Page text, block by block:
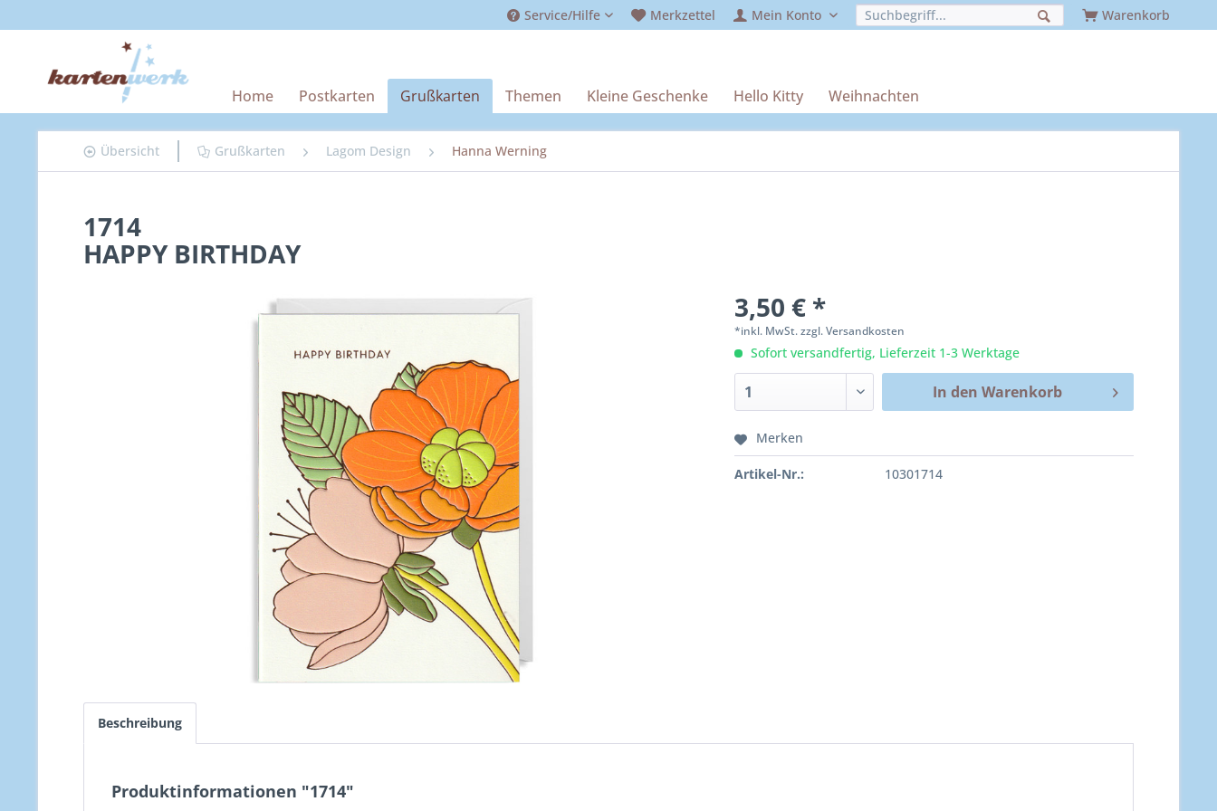
Service/Hilfe Merkzettel Mein Konto Warenkorb
Home Postkarten Grußkarten Themen Kleine Geschenke Hello Kitty Weihnachten
Übersicht Grußkarten Lagom Design Hanna Werning
1714
HAPPY BIRTHDAY
3,50 € *
*inkl. MwSt.zzgl. Versandkosten
Sofort versandfertig, Lieferzeit 1-3 Werktage
In den Warenkorb
Merken
Artikel-Nr.: 10301714
Beschreibung
Produktinformationen "1714"